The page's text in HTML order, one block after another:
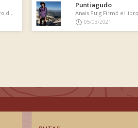
Puntiagudo
05/03/2021